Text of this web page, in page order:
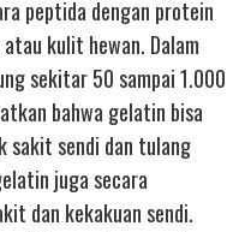
peptida dengan protein
kulit hewan. Dalam
sekitar 50 sampai 1.000
bahwa gelatin bisa
sakit sendi dan tulang
juga secara
dan kekakuan sendi.